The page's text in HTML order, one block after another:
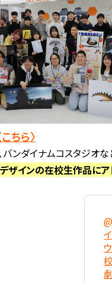
こちら〉
ンダイナムコスタジオな
デザインの在校生作品に
校